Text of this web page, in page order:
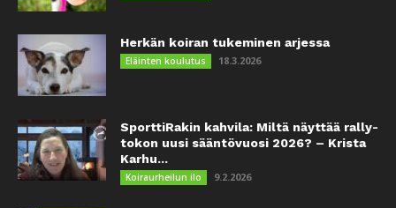
Herkän koiran tukeminen arjessa
Eläinten koulutus 18.3.2026
SporttiRakin kahvila: Miltä näyttää rally-
tokon uusi sääntövuosi 2026? – Krista
Karhu...
Koiraurheilun ilo 9.2.2026